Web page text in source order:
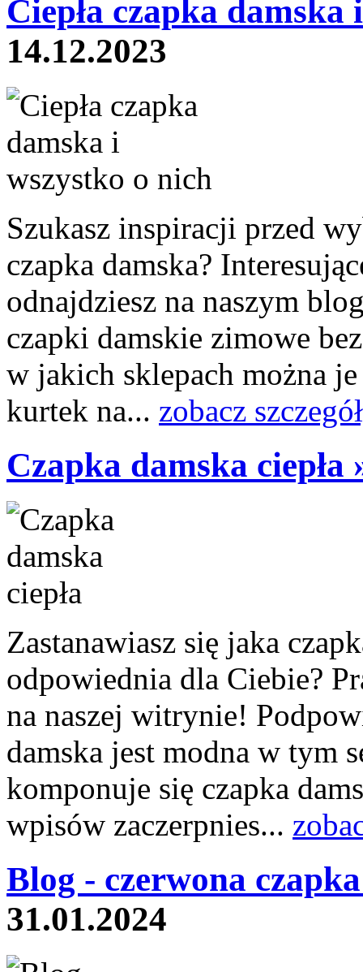
Ciepła czapka damska
14.12.2023
Szukasz inspiracji przed
czapka damska?
odnajdziesz na naszym
czapki damskie zimowe
w jakich sklepach można
kurtek na... zobacz
Czapka damska ciepła
Zastanawiasz się jaka
odpowiednia dla Ciebie?
na naszej witrynie!
damska jest modna w tym
komponuje się czapka
wpisów zaczerpnies...
Blog - czerwona
31.01.2024